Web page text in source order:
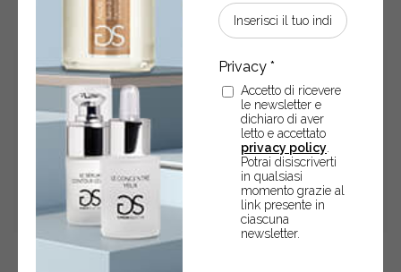
Accetto di ricevere
le newsletter e
dichiaro di aver
letto e accettato
privacy policy
Potrai disiscriverti
in qualsiasi
momento grazie al
link presente in
ciascuna
newsletter.
INTERESSARTI